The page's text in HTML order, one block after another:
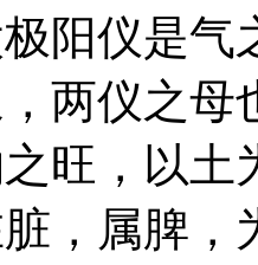
阳仪是气
两仪之
旺，以土
，属脾，